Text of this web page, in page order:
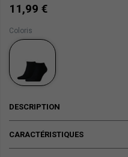
11,99 €
Coloris
DESCRIPTION
CARACTÉRISTIQUES